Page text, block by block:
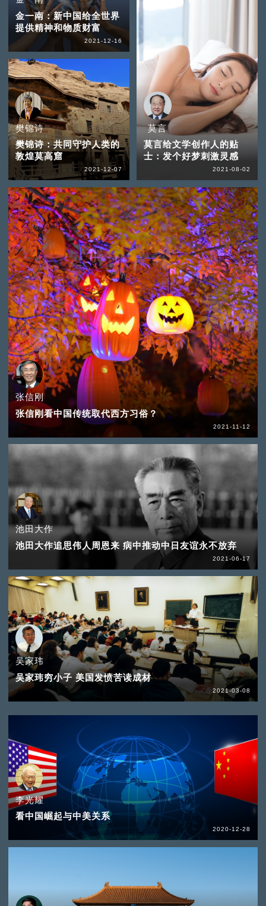
金一南：新中国给全世界
提供精神和物质财富
2021-12-16
樊锦诗
樊锦诗：共同守护人类的
敦煌莫高窟
2021-12-07
张信刚
张信刚看中国传统取代西方习俗？
2021-11-12
莫言
莫言给文学创作人的贴
士：发个好梦刺激灵感
2021-08-02
池田大作
池田大作追思伟人周恩来 病中推动中日友谊永不放弃
2021-06-17
吴家玮
吴家玮穷小子 美国发愤苦读成材
2021-03-08
李光耀
看中国崛起与中美关系
2020-12-28